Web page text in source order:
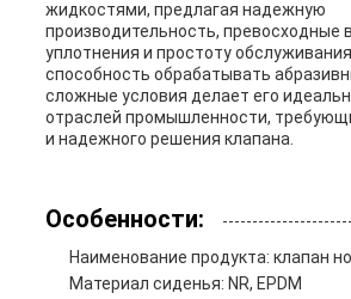
жидкостями, предлагая надежную
производительность, превосходные
уплотнения и простоту
способность обрабатывать
сложные условия делает его
отраслей промышленности,
и надежного решения клапана.
Особенности:
Наименование продукта: клапан
Материал сиденья: NR, EPDM